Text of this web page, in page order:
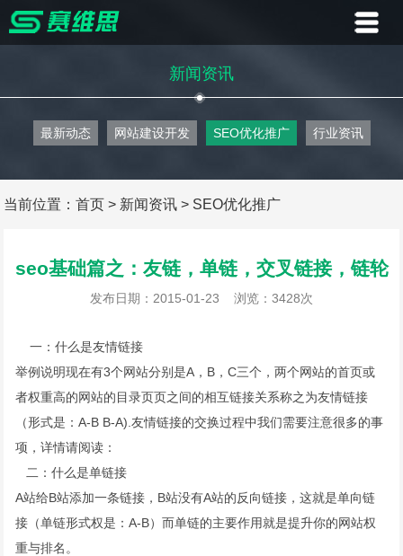
新闻资讯
最新动态 网站建设开发 SEO优化推广 行业资讯
当前位置：首页 > 新闻资讯 > SEO优化推广
seo基础篇之：友链，单链，交叉链接，链轮
发布日期：2015-01-23 浏览：3428次
一：什么是友情链接
举例说明现在有3个网站分别是A，B，C三个，两个网站的首页或
者权重高的网站的目录页页之间的相互链接关系称之为友情链接
（形式是：A-B B-A).友情链接的交换过程中我们需要注意很多的事
项，详情请阅读：
二：什么是单链接
A站给B站添加一条链接，B站没有A站的反向链接，这就是单向链
接（单链形式权是：A-B）而单链的主要作用就是提升你的网站权
重与排名。